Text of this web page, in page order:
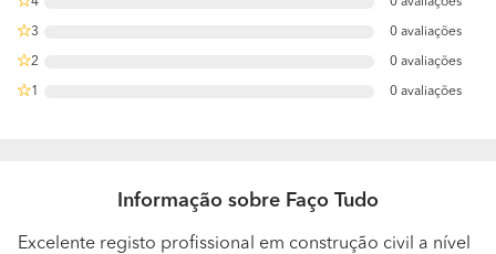
3 0 avaliações
2 0 avaliações
1 0 avaliações
Informação sobre Faço Tudo
Excelente registo profissional em construção civil a nível